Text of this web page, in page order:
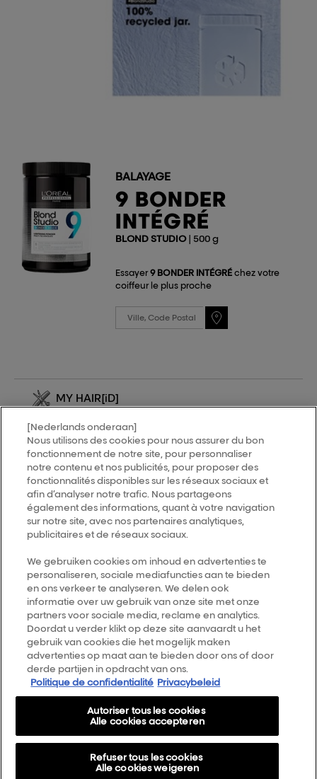
BALAYAGE
9 BONDER
INTÉGRÉ
BLOND STUDIO| 500 g
Essayer9 BONDER INTÉGRÉ chez votre
coiffeur le plus proche
MY HAIR[iD]
Trouver un salon
Follow us
L’Oréal Professionnel
14, rue Royale 75008 PARIS
Retour haut de page
Choisir votre pays
Plan du site
Conditions générales
Politique de confidentialité
AirLight Pro Terms & Conditions
[Nederlands onderaan]
Nous utilisons des cookies pour nous assurer du bon
fonctionnement de notre site, pour personnaliser
notre contenu et nos publicités, pour proposer des
fonctionnalités disponibles sur les réseaux sociaux et
afin d’analyser notre trafic. Nous partageons
également des informations, quant à votre navigation
sur notre site, avec nos partenaires analytiques,
publicitaires et de réseaux sociaux.
We gebruiken cookies om inhoud en advertenties te
personaliseren, sociale mediafuncties aan te bieden
en ons verkeer te analyseren. We delen ook
informatie over uw gebruik van onze site met onze
partners voor sociale media, reclame en analytics.
Doordat u verder klikt op deze site aanvaardt u het
gebruik van cookies die het mogelijk maken
advertenties op maat aan te bieden door ons of door
derde partijen in opdracht van ons.
Politique de confidentialité Privacybeleid
Refuser tous les cookies
Alle cookies weigeren
Autoriser tous les cookies
Alle cookies accepteren